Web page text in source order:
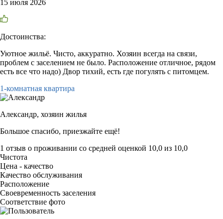
15 июля 2026
Достоинства:
Уютное жильё. Чисто, аккуратно. Хозяин всегда на связи,
проблем с заселением не было. Расположение отличное, рядом
есть все что надо) Двор тихий, есть где погулять с питомцем.
1-комнатная квартира
Александр, хозяин жилья
Большое спасибо, приезжайте ещё!
1 отзыв о проживании со средней оценкой 10,0 из 10,0
Чистота
Цена - качество
Качество обслуживания
Расположение
Своевременность заселения
Соответствие фото